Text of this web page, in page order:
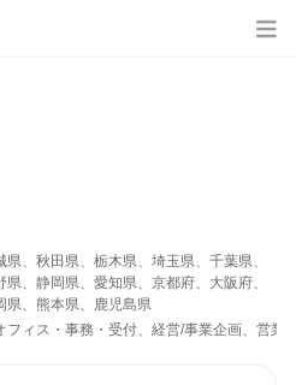
、秋田県、栃木県、埼玉県、千葉県、
、静岡県、愛知県、京都府、大阪府、
県、熊本県、鹿児島県
ィス・事務・受付、経営/事業企画、営